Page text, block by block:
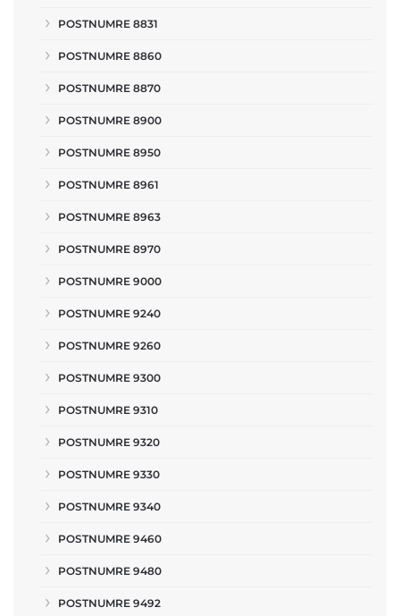
POSTNUMRE 8831
POSTNUMRE 8860
POSTNUMRE 8870
POSTNUMRE 8900
POSTNUMRE 8950
POSTNUMRE 8961
POSTNUMRE 8963
POSTNUMRE 8970
POSTNUMRE 9000
POSTNUMRE 9240
POSTNUMRE 9260
POSTNUMRE 9300
POSTNUMRE 9310
POSTNUMRE 9320
POSTNUMRE 9330
POSTNUMRE 9340
POSTNUMRE 9460
POSTNUMRE 9480
POSTNUMRE 9492